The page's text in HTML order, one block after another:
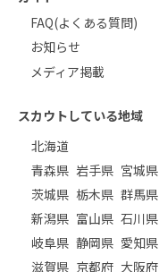
FAQ(よくある質問)
お知らせ
メディア掲載
スカウトしている地域
北海道
青森県 岩手県 宮城県
茨城県 栃木県 群馬県
新潟県 富山県 石川県
岐阜県 静岡県 愛知県
滋賀県 京都府 大阪府